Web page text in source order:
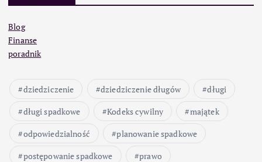
Blog
Finanse
poradnik
dziedziczenie dziedziczenie długów
długi
długi spadkowe
Kodeks cywilny
majątek
odpowiedzialność
planowanie spadkowe
postępowanie spadkowe
prawo